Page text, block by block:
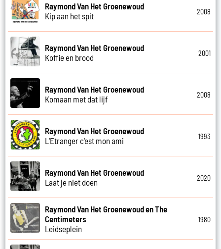
Raymond Van Het Groenewoud
Kip aan het spit
2008
Raymond Van Het Groenewoud
Koffie en brood
2001
Raymond Van Het Groenewoud
Komaan met dat lijf
2008
Raymond Van Het Groenewoud
L'Etranger c'est mon ami
1993
Raymond Van Het Groenewoud
Laat je niet doen
2020
Raymond Van Het Groenewoud en The
Centimeters
Leidseplein
1980